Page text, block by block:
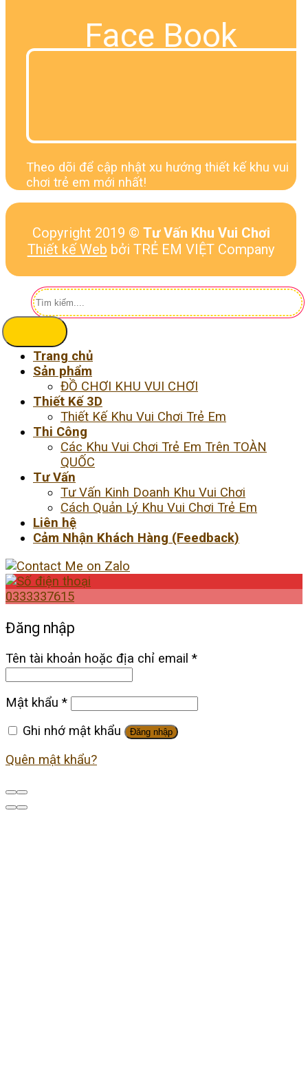
Face Book
Theo dõi để cập nhật xu hướng thiết kế khu vui
chơi trẻ em mới nhất!
Copyright 2019 © Tư Vấn Khu Vui Chơi
Thiết kế Web bởi TRẺ EM VIỆT Company
Tìm
kiếm:
Trang chủ
Sản phẩm
ĐỒ CHƠI KHU VUI CHƠI
Thiết Kế 3D
Thiết Kế Khu Vui Chơi Trẻ Em
Thi Công
Các Khu Vui Chơi Trẻ Em Trên TOÀN
QUỐC
Tư Vấn
Tư Vấn Kinh Doanh Khu Vui Chơi
Cách Quản Lý Khu Vui Chơi Trẻ Em
Liên hệ
Cảm Nhận Khách Hàng (Feedback)
0333337615
Đăng nhập
Tên tài khoản hoặc địa chỉ email *
Mật khẩu *
Ghi nhớ mật khẩu
Đăng nhập
Quên mật khẩu?